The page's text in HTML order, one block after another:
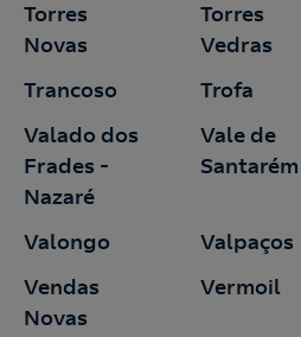
Torres
Novas
Torres
Vedras
Trancoso Trofa
Valado dos
Frades -
Nazaré
Vale de
Santarém
Valongo Valpaços
Vendas
Novas
Vermoil